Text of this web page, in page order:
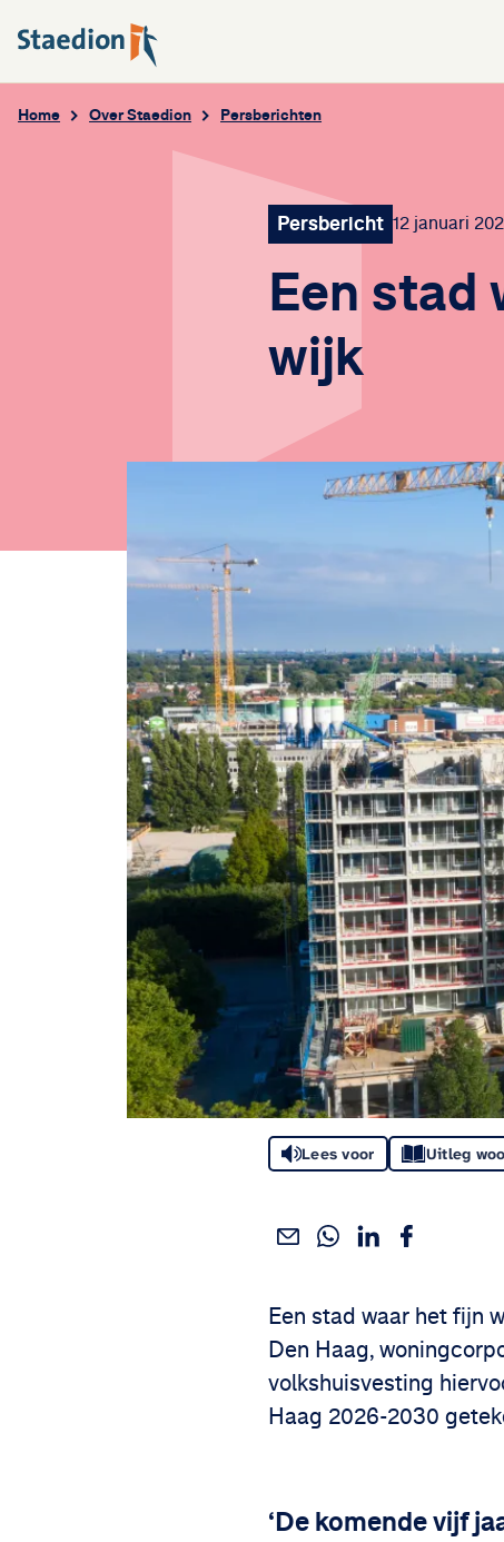
Home Over Staedion Persberichten
Persbericht 12 januari
Een stad
wijk
Lees voor Uitleg
Deel het artikel:
Deel dit via e-mail
Deel dit via WhatsApp
Deel dit viaDeel dit via
Een stad waar het fijn
Den Haag,
volkshuisvesting
Haag 2026-2030
‘De komende vijf